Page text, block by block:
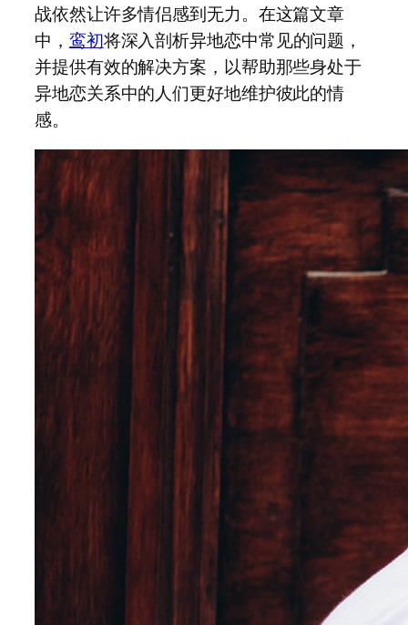
战依然让许多情侣感到无力。在这篇文章
中， 鸾初将深入剖析异地恋中常见的问题，
并提供有效的解决方案，以帮助那些身处于
异地恋关系中的人们更好地维护彼此的情
感。